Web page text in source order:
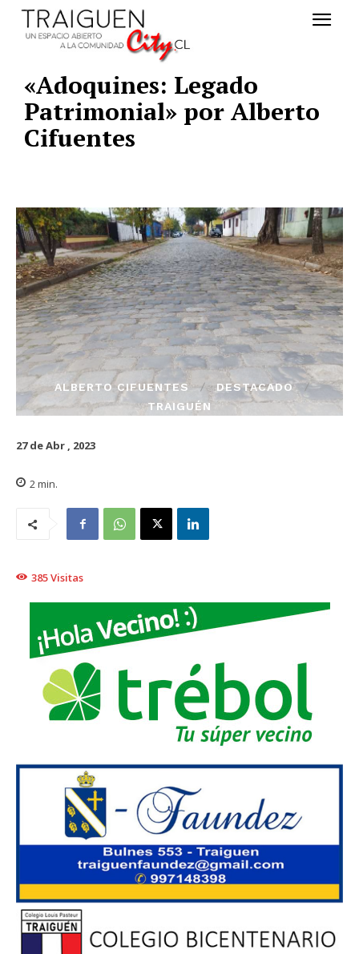
«Adoquines: Legado
Patrimonial» por Alberto
Cifuentes
ALBERTO CIFUENTES
DESTACADO
TRAIGUÉN
27 de Abr , 2023
2 min.
385Visitas